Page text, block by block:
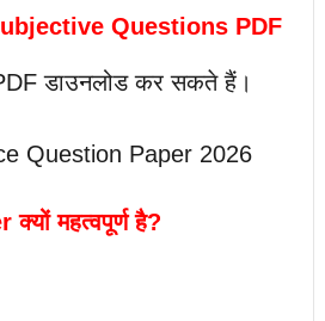
Questions PDF
डाउनलोड कर सकते हैं।
Question Paper 2026
महत्वपूर्ण है?